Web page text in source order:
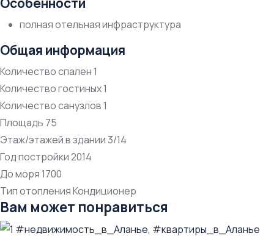
полная отельная инфраструктура
Общая информация
Количество спален 1
Количество гостиных1
Количество санузлов 1
Площадь 75
Этаж/этажей в здании3/14
Год постройки2014
До моря 1700
Тип отопленияКондиционер
Вам может понравиться